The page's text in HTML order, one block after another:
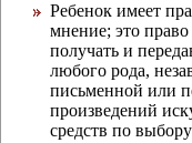
Ребенок имеет
мнение; это право
получать и
любого рода,
письменной или
произведений
средств по